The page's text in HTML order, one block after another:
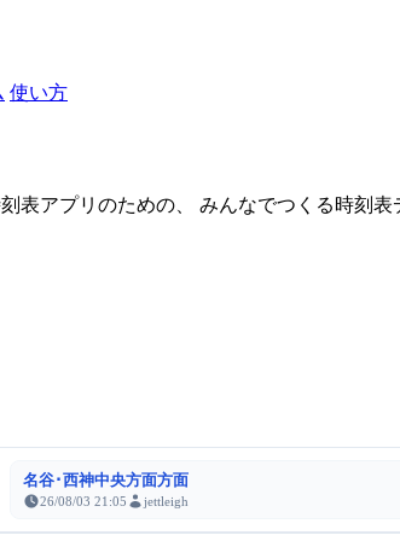
使い方
表アプリのための、 みんなでつくる時刻表
名谷･西神中央方面方面
26/08/03 21:05 jettleigh